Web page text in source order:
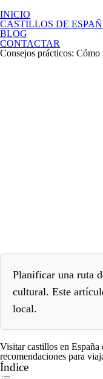
al
contenido
INICIO
CASTILLOS DE
BLOG
CONTACTAR
Consejos prácticos:
Planificar una ruta
cultural. Este
local.
Visitar castillos en España
recomendaciones para
Índice